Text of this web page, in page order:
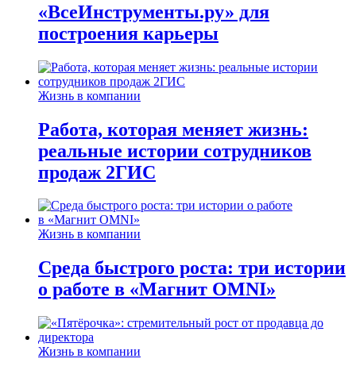
«ВсеИнструменты.ру» для
построения карьеры
Жизнь в компании
Работа, которая меняет жизнь:
реальные истории сотрудников
продаж 2ГИС
Жизнь в компании
Среда быстрого роста: три истории
о работе в «Магнит OMNI»
Жизнь в компании